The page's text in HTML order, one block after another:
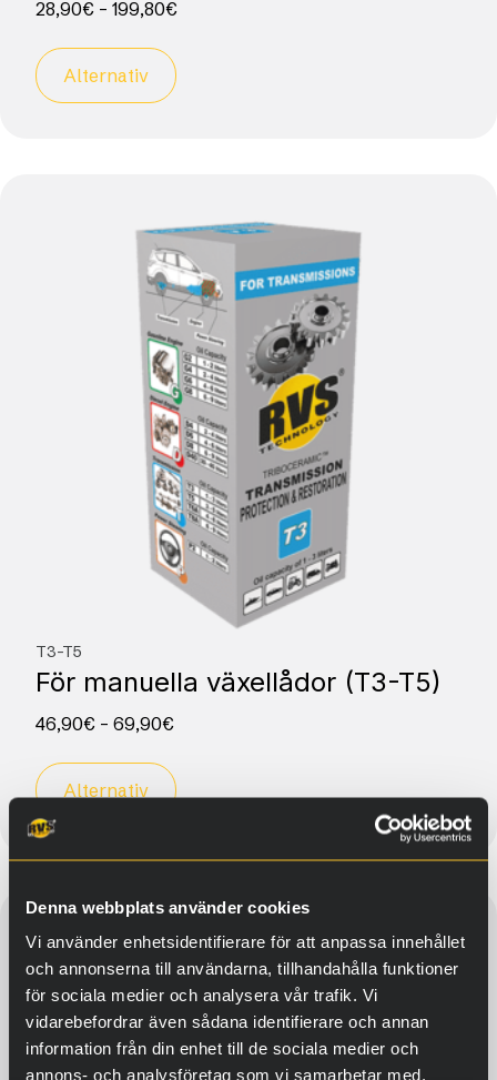
Denna webbplats använder cookies
Vi använder enhetsidentifierare för att anpassa innehållet
och annonserna till användarna, tillhandahålla funktioner
för sociala medier och analysera vår trafik. Vi
vidarebefordrar även sådana identifierare och annan
information från din enhet till de sociala medier och
annons- och analysföretag som vi samarbetar med.
28,90€ – 199,80€
Alternativ
T3-T5
För manuella växellådor (T3-T5)
46,90€ – 69,90€
Alternativ